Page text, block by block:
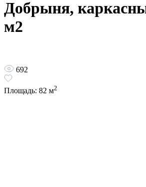
Добрыня,
м2
692
Площадь: 82 м2